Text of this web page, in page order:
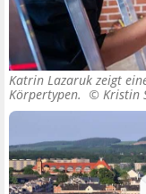
Katrin Lazaruk zeigt
Körpertypen. © Kristin